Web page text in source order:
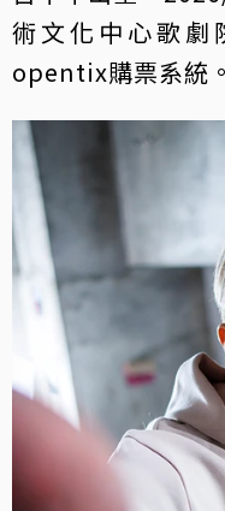
術文化中心歌劇
opentix購票系統。